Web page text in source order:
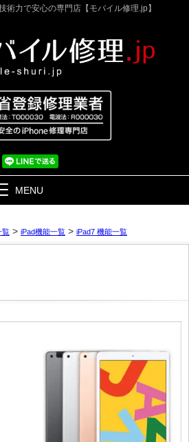
術力で安心の専門店【モバイル修理.jp】
MENU
覧 > iPad機能一覧 > iPad7 機能一覧